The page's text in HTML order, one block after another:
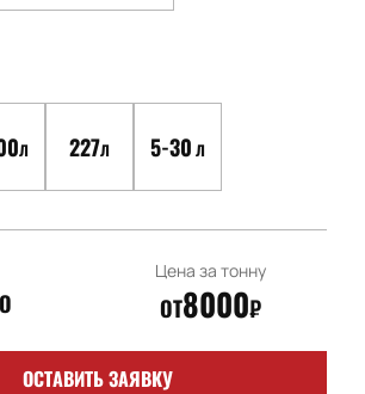
Л 227Л 5-30 Л
Цена за тонну
ОТ8000₽
ОСТАВИТЬ ЗАЯВКУ